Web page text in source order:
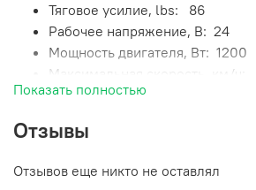
Тяговое усилие, lbs:
86
Рабочее напряжение, В: 24
Мощность двигателя, Вт: 1200
Максимальная скорость, км/ч:
Рекомендуемая АКБ:
Крепление:
Тип управления:дистанционное
Показать полностью
Отзывы
Отзывов еще никто не оставлял